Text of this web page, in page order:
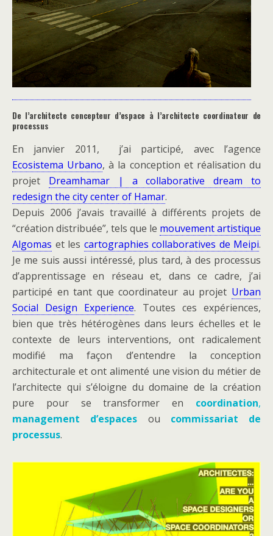
De l’architecte concepteur d’espace à l’architecte coordinateur de
processus
En janvier 2011, j’ai participé, avec l’agence
Ecosistema Urbano, à la conception et réalisation du
projet Dreamhamar | a collaborative dream to
redesign the city center of Hamar.
Depuis 2006 j’avais travaillé à différents projets de
“création distribuée”, tels que le mouvement artistique
Algomas et les cartographies collaboratives de Meipi.
Je me suis aussi intéressé, plus tard, à des processus
d’apprentissage en réseau et, dans ce cadre, j’ai
participé en tant que coordinateur au projet Urban
Social Design Experience. Toutes ces expériences,
bien que très hétérogènes dans leurs échelles et le
contexte de leurs interventions, ont radicalement
modifié ma façon d’entendre la conception
architecturale et ont alimenté une vision du métier de
l’architecte qui s’éloigne du domaine de la création
pure pour se transformer en coordination,
management d’espaces
ou commissariat de
processus.